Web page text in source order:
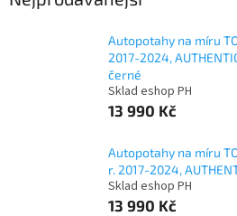
Autopotahy na míru
2017-2024,
černé
Sklad eshop PH
13 990 Kč
Autopotahy na míru
r. 2017-2024,
Sklad eshop PH
13 990 Kč